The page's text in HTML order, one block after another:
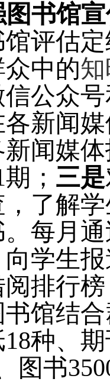
书馆宣
馆评估
中的
信公众
各新闻
闻媒
期； 三是
了解
每月
学生
排行
馆结
18种、
图书